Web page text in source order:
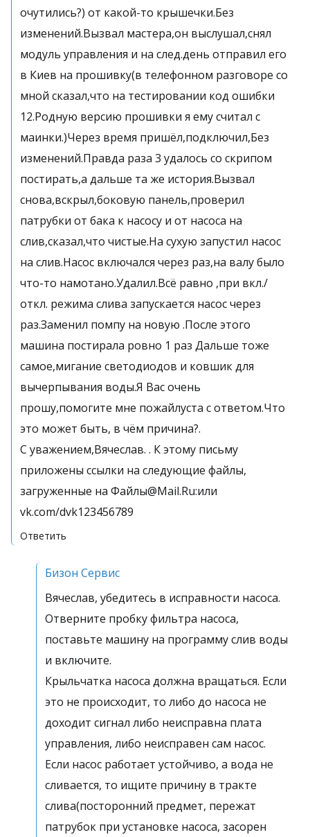
очутились?) от какой-то крышечки.Без
изменений.Вызвал мастера,он выслушал,снял
модуль управления и на след.день отправил его
в Киев на прошивку(в телефонном разговоре со
мной сказал,что на тестировании код ошибки
12.Родную версию прошивки я ему считал с
маинки.)Через время пришёл,подключил,Без
изменений.Правда раза 3 удалось со скрипом
постирать,а дальше та же история.Вызвал
снова,вскрыл,боковую панель,проверил
патрубки от бака к насосу и от насоса на
слив,сказал,что чистые.На сухую запустил насос
на слив.Насос включался через раз,на валу было
что-то намотано.Удалил.Всё равно ,при вкл./
откл. режима слива запускается насос через
раз.Заменил помпу на новую .После этого
машина постирала ровно 1 раз Дальше тоже
самое,мигание светодиодов и ковшик для
вычерпывания воды.Я Вас очень
прошу,помогите мне пожайлуста с ответом.Что
это может быть, в чём причина?.
С уважением,Вячеслав. . К этому письму
приложены ссылки на следующие файлы,
загруженные на Файлы@Mail.Ru:или
vk.com/dvk123456789
Ответить
Бизон Сервис
Вячеслав, убедитесь в исправности насоса.
Отверните пробку фильтра насоса,
поставьте машину на программу слив воды
и включите.
Крыльчатка насоса должна вращаться. Если
это не происходит, то либо до насоса не
доходит сигнал либо неисправна плата
управления, либо неисправен сам насос.
Если насос работает устойчиво, а вода не
сливается, то ищите причину в тракте
слива(посторонний предмет, пережат
патрубок при установке насоса, засорен